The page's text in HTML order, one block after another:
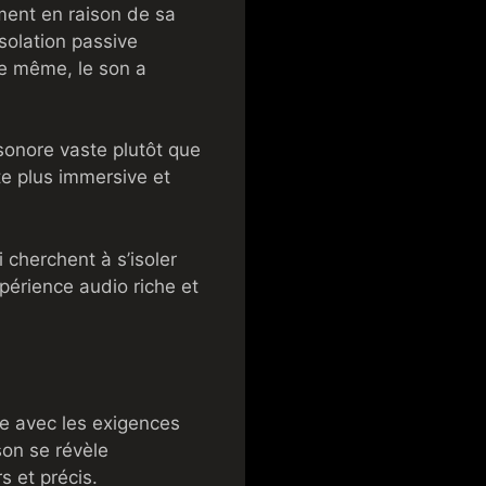
en raison de sa
passive
même, le son a
vaste plutôt que
plus immersive et
à s’isoler
audio riche et
avec les exigences
se révèle
et précis.